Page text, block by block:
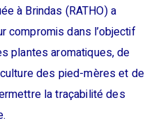
à Brindas (RATHO) a
compromis dans l’objectif
plantes aromatiques, de
des pied-mères et de
la traçabilité des